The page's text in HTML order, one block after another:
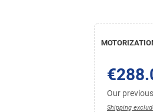
Our
Shipping